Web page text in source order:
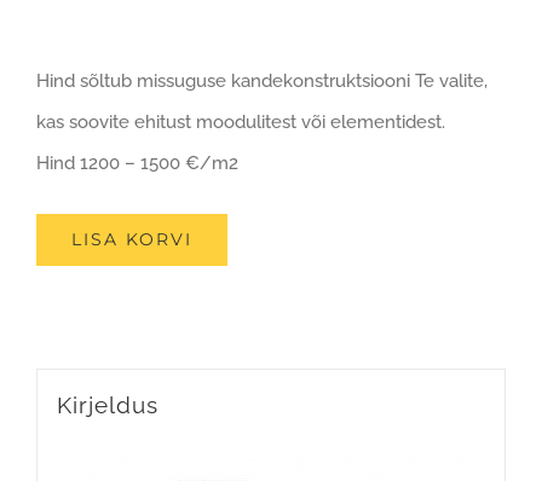
Hind sõltub missuguse kandekonstruktsiooni Te valite,
kas soovite ehitust moodulitest või elementidest.
Hind 1200 – 1500 €/m2
LISA KORVI
Kirjeldus